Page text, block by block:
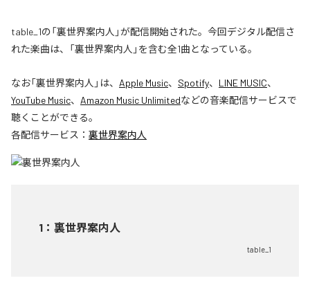
table_1の「裏世界案内人」が配信開始された。今回デジタル配信さ
れた楽曲は、「裏世界案内人」を含む全1曲となっている。
なお「裏世界案内人 」は、 Apple Music、 Spotify、 LINE MUSIC、
YouTube Music、 Amazon Music Unlimitedなどの音楽配信サービスで
聴くことができる。
各配信サービス： 裏世界案内人
1 ： 裏世界案内人
table_1